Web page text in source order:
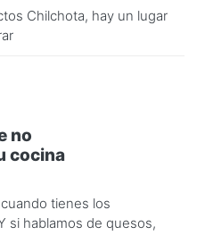
Chilchota, hay un lugar
no
cocina
tienes los
si hablamos de quesos,